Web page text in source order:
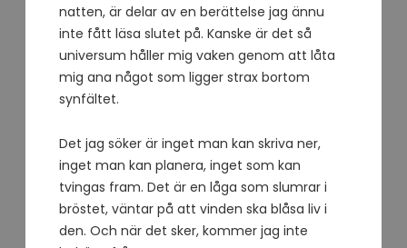
natten, är delar av en berättelse jag ännu
inte fått läsa slutet på. Kanske är det så
universum håller mig vaken genom att låta
mig ana något som ligger strax bortom
synfältet.
Det jag söker är inget man kan skriva ner,
inget man kan planera, inget som kan
tvingas fram. Det är en låga som slumrar i
bröstet, väntar på att vinden ska blåsa liv i
den. Och när det sker, kommer jag inte